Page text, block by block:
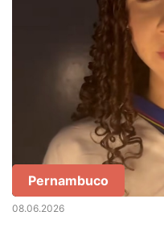
Pernambuco
08.06.2026